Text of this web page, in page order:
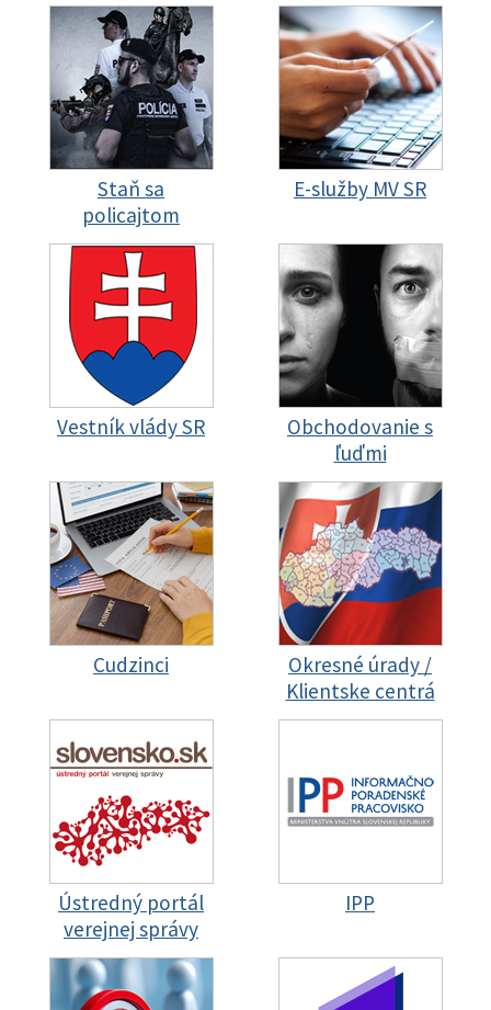
Staň sa
policajtom
E-služby MV SR
Vestník vlády SR
Obchodovanie s
ľuďmi
Cudzinci
Okresné úrady /
Klientske centrá
Ústredný portál
verejnej správy
IPP